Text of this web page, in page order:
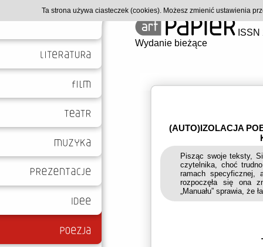
Wydanie bieżące
(AUTO)IZOLACJA
Pisząc swoje teksty,
czytelnika, choć
ramach specyficznej,
rozpoczęła się ona
„Manuału” sprawia, że
Ta strona używa ciasteczek (cookies). Możesz zmienić ustawienia